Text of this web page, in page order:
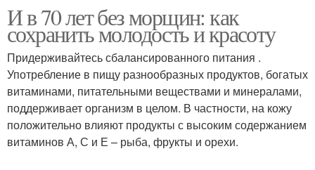
И в 70 лет без морщин: как
сохранить молодость и красоту
Придерживайтесь сбалансированного питания .
Употребление в пищу разнообразных продуктов, богатых
витаминами, питательными веществами и минералами,
поддерживает организм в целом. В частности, на кожу
положительно влияют продукты с высоким содержанием
витаминов А, С и Е – рыба, фрукты и орехи.